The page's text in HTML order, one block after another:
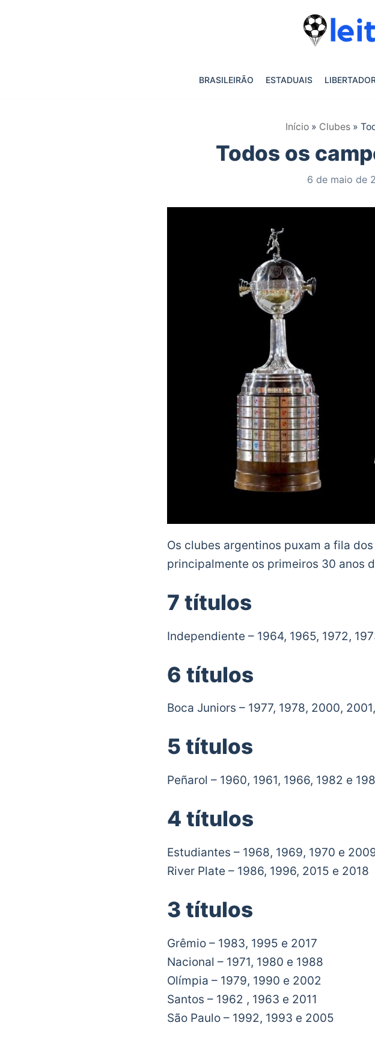
BRASILEIRÃO ESTADUAIS
Início» Clubes»
Todos os
6 de maio de
Os clubes argentinos puxam a fila
principalmente os primeiros 30 anos
7 títulos
Independiente – 1964, 1965, 1972,
6 títulos
Boca Juniors – 1977, 1978, 2000,
5 títulos
Peñarol – 1960, 1961, 1966, 1982 e
4 títulos
Estudiantes – 1968, 1969, 1970 e
River Plate – 1986, 1996, 2015 e 2018
3 títulos
Grêmio – 1983, 1995 e 2017
Nacional – 1971, 1980 e 1988
Olímpia – 1979, 1990 e 2002
Santos – 1962 , 1963 e 2011
São Paulo – 1992, 1993 e 2005